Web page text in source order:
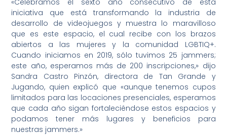
iniciativa que está transformando la industria de
desarrollo de videojuegos y muestra lo maravilloso
que es este espacio, el cual recibe con los brazos
abiertos a las mujeres y la comunidad LGBTIQ+.
Cuando iniciamos en 2019, sólo tuvimos 25 jammers;
este año, esperamos más de 200 inscripciones,» dijo
Sandra Castro Pinzón, directora de Tan Grande y
Jugando, quien explicó que «aunque tenemos cupos
limitados para las locaciones presenciales, esperamos
que cada año sigan fortaleciéndose estos espacios y
podamos tener más lugares y beneficios para
nuestras jammers.»